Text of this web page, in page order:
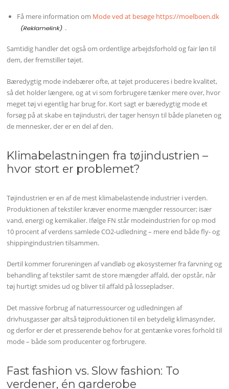
Få mere information om Mode ved at besøge https://moelboen.dk
.
Samtidig handler det også om ordentlige arbejdsforhold og fair løn til
dem, der fremstiller tøjet.
Bæredygtig mode indebærer ofte, at tøjet produceres i bedre kvalitet,
så det holder længere, og at vi som forbrugere tænker mere over, hvor
meget tøj vi egentlig har brug for. Kort sagt er bæredygtig mode et
forsøg på at skabe en tøjindustri, der tager hensyn til både planeten og
de mennesker, der er en del af den.
Klimabelastningen fra tøjindustrien –
hvor stort er problemet?
Tøjindustrien er en af de mest klimabelastende industrier i verden.
Produktionen af tekstiler kræver enorme mængder ressourcer; især
vand, energi og kemikalier. Ifølge FN står modeindustrien for op mod
10 procent af verdens samlede CO2-udledning – mere end både fly- og
shippingindustrien tilsammen.
Dertil kommer forureningen af vandløb og økosystemer fra farvning og
behandling af tekstiler samt de store mængder affald, der opstår, når
tøj hurtigt smides ud og bliver til affald på lossepladser.
Det massive forbrug af naturressourcer og udledningen af
drivhusgasser gør altså tøjproduktionen til en betydelig klimasynder,
og derfor er der et presserende behov for at gentænke vores forhold til
mode – både som producenter og forbrugere.
Fast fashion vs. Slow fashion: To
verdener, én garderobe